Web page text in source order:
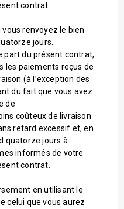
contrat.
renvoyez le bien
jours.
part du présent contrat,
les paiements reçus de
(à l’exception des
du fait que vous avez
de
coûteux de livraison
retard excessif et, en
quatorze jours à
informés de votre
contrat.
en utilisant le
celui que vous aurez